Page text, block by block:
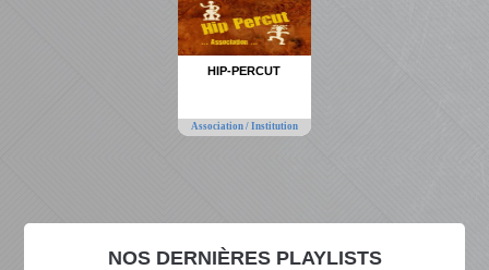
NOS DERNIÈRES PLAYLISTS
HIP-PERCUT
Association / Institution